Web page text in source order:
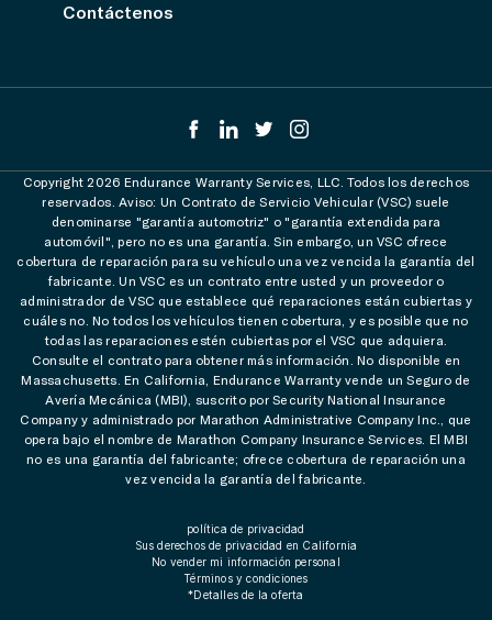
Contáctenos
Copyright 2026 Endurance Warranty Services, LLC. Todos los derechos
reservados. Aviso: Un Contrato de Servicio Vehicular (VSC) suele
denominarse "garantía automotriz" o "garantía extendida para
automóvil", pero no es una garantía. Sin embargo, un VSC ofrece
cobertura de reparación para su vehículo una vez vencida la garantía del
fabricante. Un VSC es un contrato entre usted y un proveedor o
administrador de VSC que establece qué reparaciones están cubiertas y
cuáles no. No todos los vehículos tienen cobertura, y es posible que no
todas las reparaciones estén cubiertas por el VSC que adquiera.
Consulte el contrato para obtener más información. No disponible en
Massachusetts. En California, Endurance Warranty vende un Seguro de
Avería Mecánica (MBI), suscrito por Security National Insurance
Company y administrado por Marathon Administrative Company Inc., que
opera bajo el nombre de Marathon Company Insurance Services. El MBI
no es una garantía del fabricante; ofrece cobertura de reparación una
vez vencida la garantía del fabricante.
política de privacidad
Sus derechos de privacidad en California
No vender mi información personal
Términos y condiciones
*Detalles de la oferta